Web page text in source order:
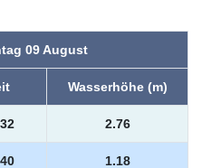
09 August
Wasserhöhe (m)
2.76
1.18